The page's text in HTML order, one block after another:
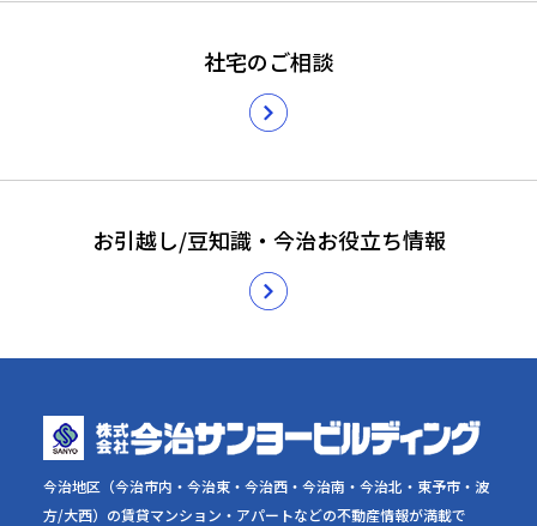
社宅のご相談
お引越し/豆知識・今治お役立ち情報
今治地区（今治市内・今治東・今治西・今治南・今治北・東予市・波
方/大西）の賃貸マンション・アパートなどの不動産情報が満載で